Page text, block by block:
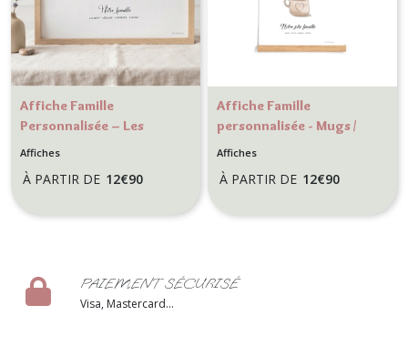
Affiche Famille
Personnalisée – Les
Chaises Bleues de Nice
Affiches
À PARTIR DE 12€90
Affiche Famille
personnalisée - Mugs /
tasse coeur - Décoration
Affiches
À PARTIR DE 12€90
PAIEMENT SÉCURISÉ
Visa, Mastercard...